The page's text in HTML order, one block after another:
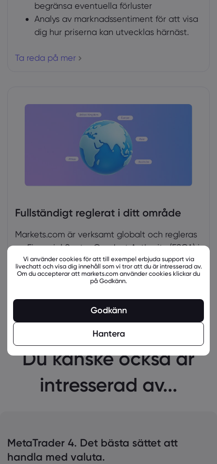
begränsa eventuella förluster
Analys av marknadssentiment för att visa
dig hur priserna kan utvecklas härnäst.
Ta reda på mer
Fullständigt reglerat i ditt område
Markets.com är verksamt globalt och regleras
av Financial Sector Conduct Authority (FSCA) i
Sydafrika och Cyprus Securities and Exchange
Commission (CySEC) i EU.
Ta reda på mer
Du kanske också är
intresserad av...
MetaTrader 4. Det bästa sättet att
handla med valuta.
Vi använder cookies för att till exempel erbjuda support via
livechatt och visa dig innehåll som vi tror att du är intresserad av.
Om du accepterar att markets.com använder cookies klickar du
på Godkänn.
Godkänn
Hantera